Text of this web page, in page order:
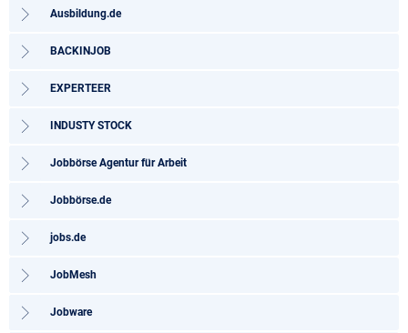
Ausbildung.de
BACKINJOB
EXPERTEER
INDUSTY STOCK
Jobbörse Agentur für Arbeit
Jobbörse.de
jobs.de
JobMesh
Jobware